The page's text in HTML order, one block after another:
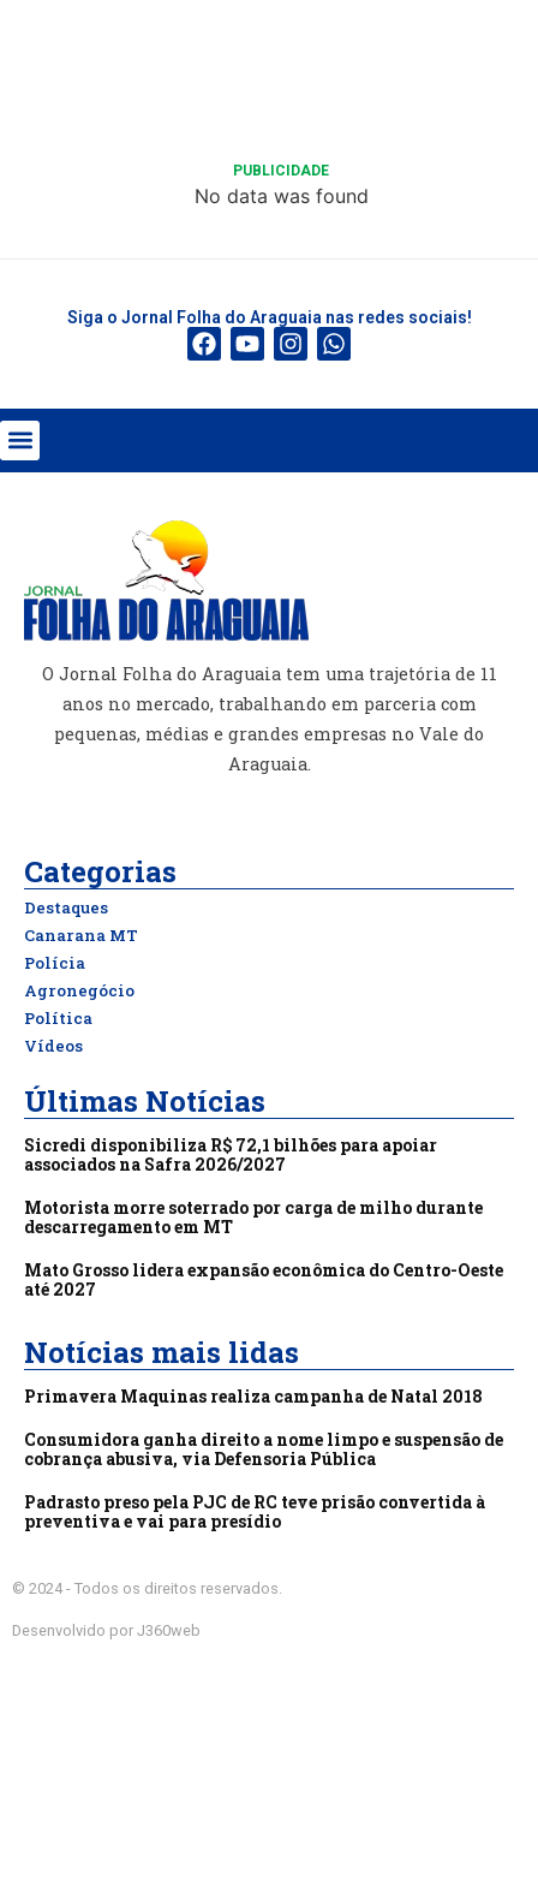
PUBLICIDADE
No data was found
Siga o Jornal Folha do Araguaia nas redes sociais!
O Jornal Folha do Araguaia tem uma trajetória de 11
anos no mercado, trabalhando em parceria com
pequenas, médias e grandes empresas no Vale do
Araguaia.
Categorias
Destaques
Canarana MT
Polícia
Agronegócio
Política
Vídeos
Últimas Notícias
Sicredi disponibiliza R$ 72,1 bilhões para apoiar
associados na Safra 2026/2027
Motorista morre soterrado por carga de milho durante
descarregamento em MT
Mato Grosso lidera expansão econômica do Centro-Oeste
até 2027
Notícias mais lidas
Primavera Maquinas realiza campanha de Natal 2018
Consumidora ganha direito a nome limpo e suspensão de
cobrança abusiva, via Defensoria Pública
Padrasto preso pela PJC de RC teve prisão convertida à
preventiva e vai para presídio
© 2024 - Todos os direitos reservados.
Desenvolvido por J360web